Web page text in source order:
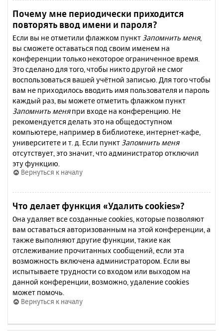
Почему мне периодически приходится
повторять ввод имени и пароля?
Если вы не отметили флажком пункт Запомнить меня,
вы сможете оставаться под своим именем на
конференции только некоторое ограниченное время.
Это сделано для того, чтобы никто другой не смог
воспользоваться вашей учётной записью. Для того чтобы
вам не приходилось вводить имя пользователя и пароль
каждый раз, вы можете отметить флажком пункт
Запомнить меняпри входе на конференцию. Не
рекомендуется делать это на общедоступном
компьютере, например в библиотеке, интернет-кафе,
университете и т. д. Если пункт Запомнить меня
отсутствует, это значит, что администратор отключил
эту функцию.
Вернуться к началу
Что делает функция «Удалить cookies»?
Она удаляет все созданные cookies, которые позволяют
вам оставаться авторизованным на этой конференции, а
также выполняют другие функции, такие как
отслеживание прочитанных сообщений, если эта
возможность включена администратором. Если вы
испытываете трудности со входом или выходом на
данной конференции, возможно, удаление cookies
может помочь.
Вернуться к началу